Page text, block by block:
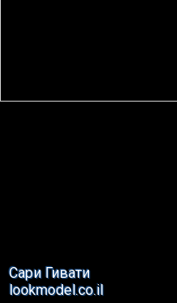
Сари Гивати
lookmodel.co.il